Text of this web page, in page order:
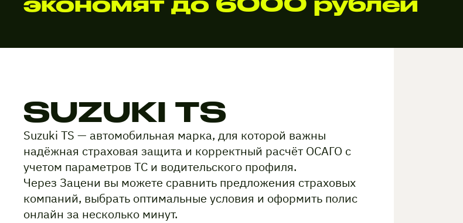
SUZUKI TS
Suzuki TS — автомобильная марка, для которой важны
надёжная страховая защита и корректный расчёт ОСАГО с
учетом параметров ТС и водительского профиля.
Через Зацени вы можете сравнить предложения страховых
компаний, выбрать оптимальные условия и оформить полис
онлайн за несколько минут.